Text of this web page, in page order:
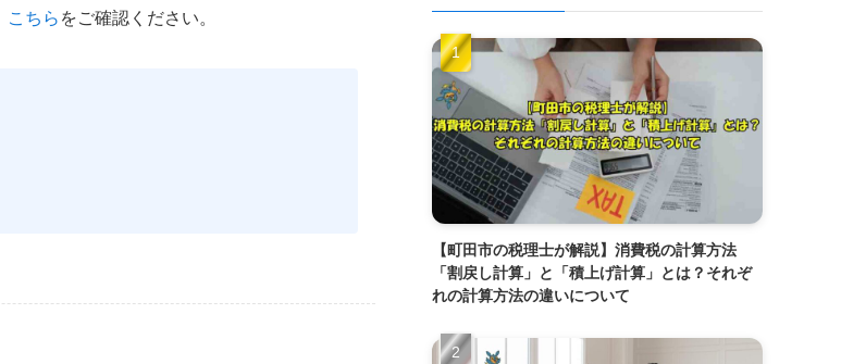
こちら をご確認ください。
【町田市の税理士が解説】消費税の計算方法
「割戻し計算」と「積上げ計算」とは？それぞ
れの計算方法の違いについて